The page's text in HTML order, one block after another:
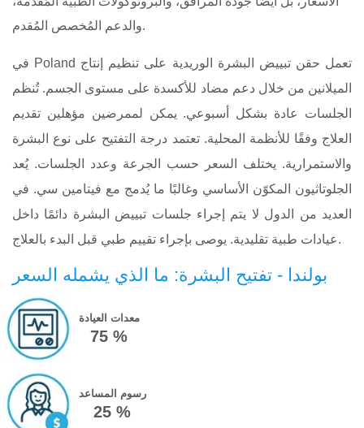
والدعم المُخصص المُقدم.
في Poland تعمل حقن تبييض البشرة الوريدية على تنظيم إنتاج
الميلانين من خلال دعم مضاد للأكسدة على مستوى الجسم. تُنظم
الجلسات عادة بشكل أسبوعي. يمكن لممرضين مؤهلين تقديم
العلاج وفقًا للأنظمة المحلية. تعتمد درجة التفتيح على نوع البشرة
والاستمرارية. يختلف السعر حسب الجرعة وعدد الجلسات. يُعد
الجلوتاثيون المكوّن الأساسي وغالبًا ما يُدمج مع فيتامين سي. في
العديد من الدول لا يتم إجراء جلسات تبييض البشرة دائمًا داخل
عيادات طبية تقليدية. يوصى بإجراء تقييم طبي قبل البدء بالعلاج.
بولندا - تفتيح البشرة: ما الذي يشمله السعر
معدات العيادة
75 %
رسوم المساعد
25 %